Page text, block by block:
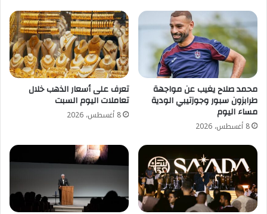
محمد صلاح يغيب عن مواجهة
طرابزون سبور وجوزتيبي الودية
مساء اليوم
8 أغسطس، 2026
تعرف على أسعار الذهب خلال
تعاملات اليوم السبت
8 أغسطس، 2026